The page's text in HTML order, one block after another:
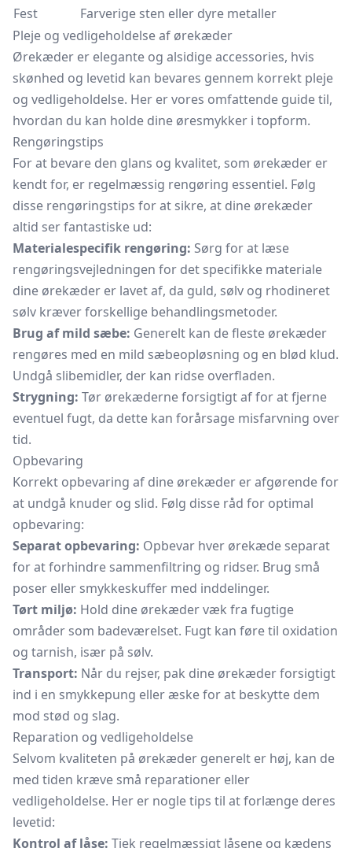
Fest
Farverige sten eller dyre metaller
Pleje og vedligeholdelse af ørekæder
Ørekæder er elegante og alsidige accessories, hvis
skønhed og levetid kan bevares gennem korrekt pleje
og vedligeholdelse. Her er vores omfattende guide til,
hvordan du kan holde dine øresmykker i topform.
Rengøringstips
For at bevare den glans og kvalitet, som ørekæder er
kendt for, er regelmæssig rengøring essentiel. Følg
disse rengøringstips for at sikre, at dine ørekæder
altid ser fantastiske ud:
Materialespecifik rengøring: Sørg for at læse
rengøringsvejledningen for det specifikke materiale
dine ørekæder er lavet af, da guld, sølv og rhodineret
sølv kræver forskellige behandlingsmetoder.
Brug af mild sæbe: Generelt kan de fleste ørekæder
rengøres med en mild sæbeopløsning og en blød klud.
Undgå slibemidler, der kan ridse overfladen.
Strygning: Tør ørekæderne forsigtigt af for at fjerne
eventuel fugt, da dette kan forårsage misfarvning over
tid.
Opbevaring
Korrekt opbevaring af dine ørekæder er afgørende for
at undgå knuder og slid. Følg disse råd for optimal
opbevaring:
Separat opbevaring: Opbevar hver ørekæde separat
for at forhindre sammenfiltring og ridser. Brug små
poser eller smykkeskuffer med inddelinger.
Tørt miljø: Hold dine ørekæder væk fra fugtige
områder som badeværelset. Fugt kan føre til oxidation
og tarnish, især på sølv.
Transport: Når du rejser, pak dine ørekæder forsigtigt
ind i en smykkepung eller æske for at beskytte dem
mod stød og slag.
Reparation og vedligeholdelse
Selvom kvaliteten på ørekæder generelt er høj, kan de
med tiden kræve små reparationer eller
vedligeholdelse. Her er nogle tips til at forlænge deres
levetid:
Kontrol af låse: Tjek regelmæssigt låsene og kædens